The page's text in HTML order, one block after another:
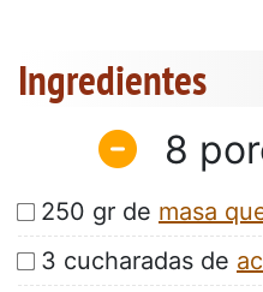
Ingredientes
8
250 gr de masa
3 cucharadas de